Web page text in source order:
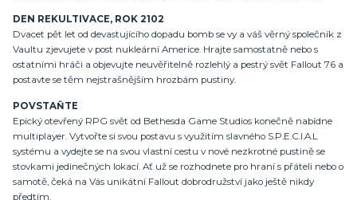
DEN REKULTIVACE, ROK 2102
Dvacet pět let od devastujícího dopadu bomb se vy a váš věrný společník z
Vaultu zjevujete v post nukleární Americe. Hrajte samostatně nebo s
ostatními hráči a objevujte neuvěřitelně rozlehlý a pestrý svět Fallout 76 a
postavte se těm nejstrašnějším hrozbám pustiny.
POVSTAŇTE
Epický otevřený RPG svět od Bethesda Game Studios konečně nabídne
multiplayer. Vytvořte si svou postavu s využitím slavného S.P.E.C.I.A.L
systému a vydejte se na svou vlastní cestu v nové nezkrotné pustině se
stovkami jedinečných lokací. Ať už se rozhodnete pro hraní s přáteli nebo o
samotě, čeká na Vás unikátní Fallout dobrodružství jako ještě nikdy
předtím.